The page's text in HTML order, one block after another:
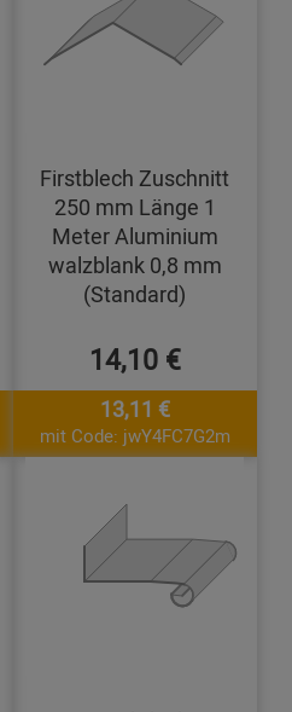
Firstblech Zuschnitt
250 mm Länge 1
Meter Aluminium
walzblank 0,8 mm
(Standard)
14,10 €
13,11 €
mit Code: jwY4FC7G2m